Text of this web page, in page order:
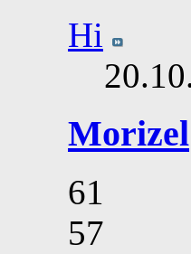
Hi
Morizel
61
57